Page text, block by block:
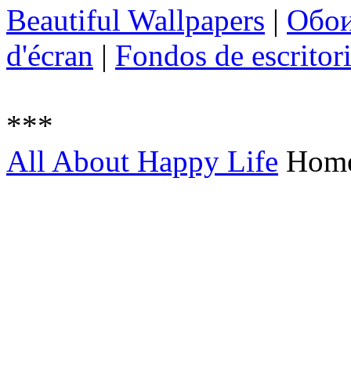
Beautiful Wallpapers |
d'écran | Fondos de
***
All About Happy Life